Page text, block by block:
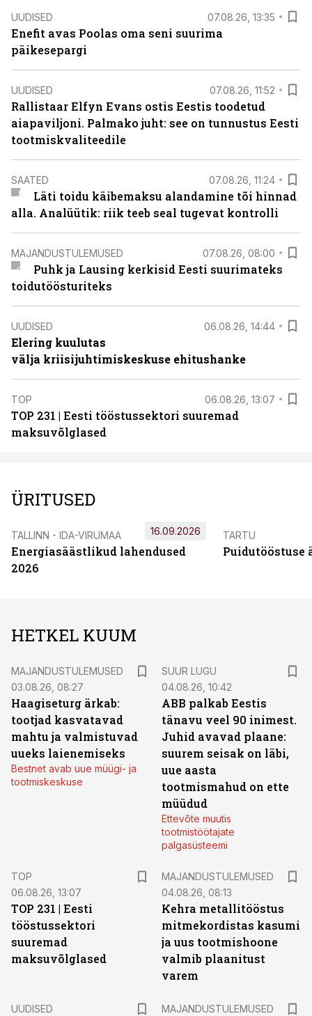
UUDISED 07.08.26, 13:35
Enefit avas Poolas oma seni suurima
päikesepargi
UUDISED 07.08.26, 11:52
Rallistaar Elfyn Evans ostis Eestis toodetud
aiapaviljoni. Palmako juht: see on tunnustus Eesti
tootmiskvaliteedile
SAATED 07.08.26, 11:24
Läti toidu käibemaksu alandamine tõi hinnad
alla. Analüütik: riik teeb seal tugevat kontrolli
MAJANDUSTULEMUSED 07.08.26, 08:00
Puhk ja Lausing kerkisid Eesti suurimateks
toidutöösturiteks
UUDISED 06.08.26, 14:44
Elering kuulutas
välja kriisijuhtimiskeskuse ehitushanke
TOP 06.08.26, 13:07
TOP 231 | Eesti tööstussektori suuremad
maksuvõlglased
ÜRITUSED
TALLINN - IDA-VIRUMAA
Energiasäästlikud lahendused
2026
16.09.2026 TARTU
Puidutööstuse
HETKEL KUUM
MAJANDUSTULEMUSED
03.08.26, 08:27
Haagiseturg ärkab:
tootjad kasvatavad
mahtu ja valmistuvad
uueks laienemiseks
Bestnet avab uue müügi- ja
tootmiskeskuse
SUUR LUGU
04.08.26, 10:42
ABB palkab Eestis
tänavu veel 90 inimest.
Juhid avavad plaane:
suurem seisak on läbi,
uue aasta
tootmismahud on ette
müüdud
Ettevõte muutis
tootmistöötajate
palgasüsteemi
TOP
06.08.26, 13:07
TOP 231 | Eesti
tööstussektori
suuremad
maksuvõlglased
MAJANDUSTULEMUSED
04.08.26, 08:13
Kehra metallitööstus
mitmekordistas kasumi
ja uus tootmishoone
valmib plaanitust
varem
UUDISED
MAJANDUSTULEMUSED